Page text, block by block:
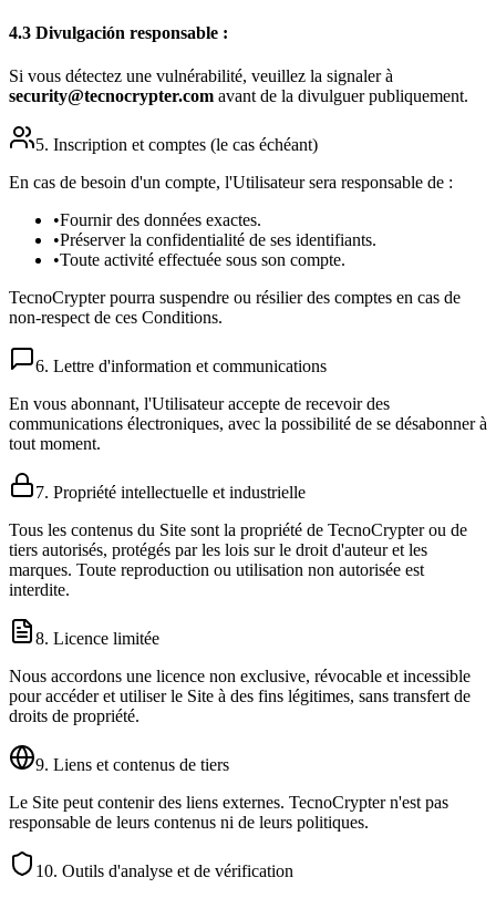
4.3 Divulgación responsable :
Si vous détectez une vulnérabilité, veuillez la signaler à
security@tecnocrypter.com avant de la divulguer publiquement.
5. Inscription et comptes (le cas échéant)
En cas de besoin d'un compte, l'Utilisateur sera responsable de :
•Fournir des données exactes.
•Préserver la confidentialité de ses identifiants.
•Toute activité effectuée sous son compte.
TecnoCrypter pourra suspendre ou résilier des comptes en cas de
non-respect de ces Conditions.
6. Lettre d'information et communications
En vous abonnant, l'Utilisateur accepte de recevoir des
communications électroniques, avec la possibilité de se désabonner à
tout moment.
7. Propriété intellectuelle et industrielle
Tous les contenus du Site sont la propriété de TecnoCrypter ou de
tiers autorisés, protégés par les lois sur le droit d'auteur et les
marques. Toute reproduction ou utilisation non autorisée est
interdite.
8. Licence limitée
Nous accordons une licence non exclusive, révocable et incessible
pour accéder et utiliser le Site à des fins légitimes, sans transfert de
droits de propriété.
9. Liens et contenus de tiers
Le Site peut contenir des liens externes. TecnoCrypter n'est pas
responsable de leurs contenus ni de leurs politiques.
10. Outils d'analyse et de vérification